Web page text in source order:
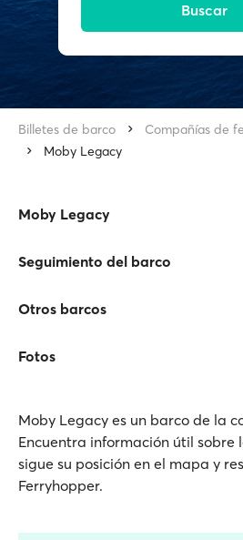
Buscar
Billetes de barco Compañías de
Moby Legacy
Moby Legacy
Seguimiento del barco
Otros barcos
Fotos
Moby Legacy es un barco de la
Encuentra información útil sobre
sigue su posición en el mapa y
Ferryhopper.